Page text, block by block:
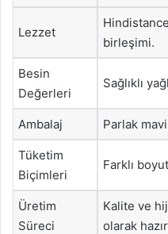
Lezzet
birleşimi.
Besin
Değerleri
Sağlıklı
Ambalaj Parlak
Tüketim
Biçimleri
Farklı
Üretim
Süreci
Kalite ve
olarak